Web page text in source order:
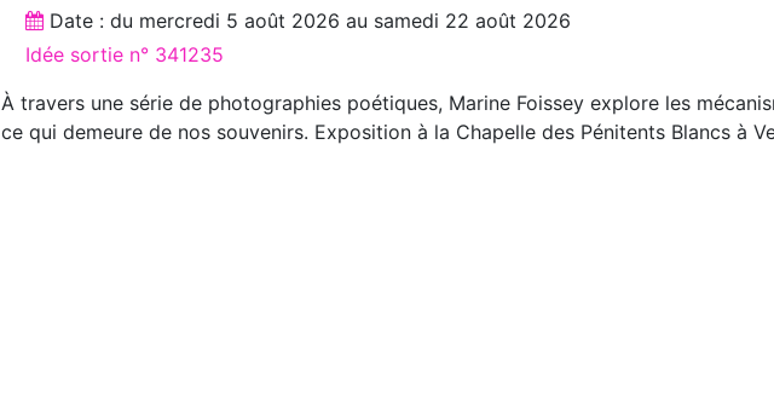
Date : du mercredi 5 août 2026 au samedi 22 août 2026
Idée sortie n° 341235
À travers une série de photographies poétiques, Marine Foissey explore les
ce qui demeure de nos souvenirs. Exposition à la Chapelle des Pénitents Blancs à